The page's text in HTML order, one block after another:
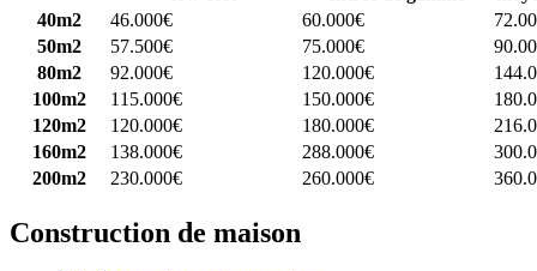
40m2
46.000€ 60.000€
50m2
57.500€ 75.000€
80m2
92.000€ 120.000€
100m2
115.000€ 150.000€
120m2
120.000€ 180.000€
160m2
138.000€ 288.000€
200m2
230.000€ 260.000€
Construction de maison